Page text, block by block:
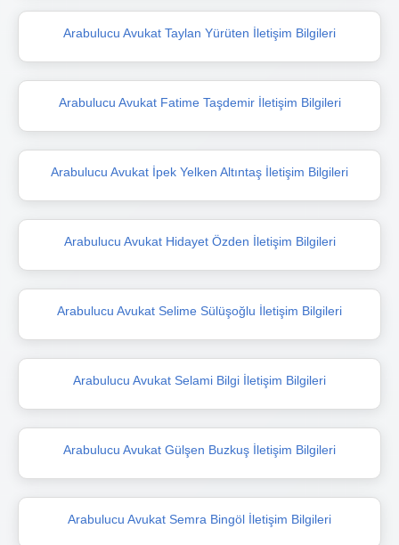
Arabulucu Avukat Taylan Yürüten İletişim Bilgileri
Arabulucu Avukat Fatime Taşdemir İletişim Bilgileri
Arabulucu Avukat İpek Yelken Altıntaş İletişim Bilgileri
Arabulucu Avukat Hidayet Özden İletişim Bilgileri
Arabulucu Avukat Selime Sülüşoğlu İletişim Bilgileri
Arabulucu Avukat Selami Bilgi İletişim Bilgileri
Arabulucu Avukat Gülşen Buzkuş İletişim Bilgileri
Arabulucu Avukat Semra Bingöl İletişim Bilgileri